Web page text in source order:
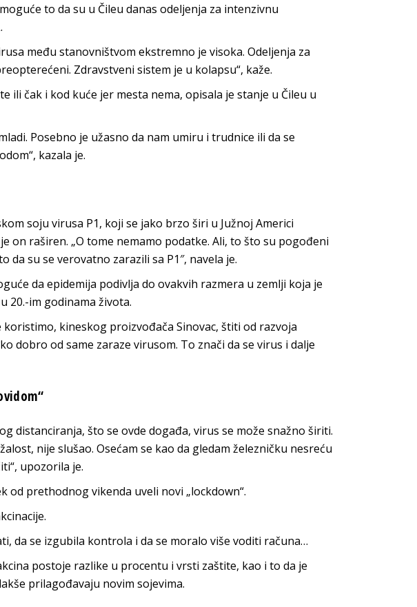
to da su u Čileu danas odeljenja za intenzivnu
među stanovništvom ekstremno je visoka. Odeljenja za
Zdravstveni sistem je u kolapsu“, kaže.
ili čak i kod kuće jer mesta nema, opisala je stanje u Čileu u
Posebno je užasno da nam umiru i trudnice ili da se
kazala je.
soju virusa P1, koji se jako brzo širi u Južnoj Americi
on raširen. „O tome nemamo podatke. Ali, to što su pogođeni
da su se verovatno zarazili sa P1″, navela je.
da epidemija podivlja do ovakvih razmera u zemlji koja je
20.-im godinama života.
koristimo, kineskog proizvođača Sinovac, štiti od razvoja
dobro od same zaraze virusom. To znači da se virus i dalje
distanciranja, što se ovde događa, virus se može snažno širiti.
nije slušao. Osećam se kao da gledam železničku nesreću
upozorila je.
od prethodnog vikenda uveli novi „lockdown“.
da se izgubila kontrola i da se moralo više voditi računa…
postoje razlike u procentu i vrsti zaštite, kao i to da je
prilagođavaju novim sojevima.